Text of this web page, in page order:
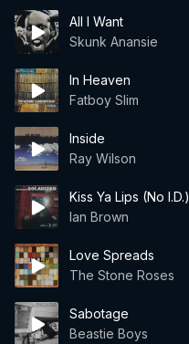
All I Want
Skunk Anansie
In Heaven
Fatboy Slim
Inside
Ray Wilson
Kiss Ya Lips (No I.D.)
Ian Brown
Love Spreads
The Stone Roses
Sabotage
Beastie Boys